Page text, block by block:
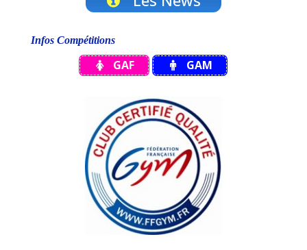
Infos Compétitions
GAF GAM